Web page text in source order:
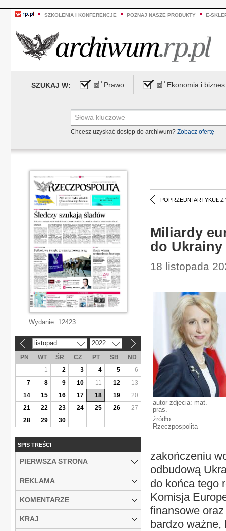
SZKOLENIA I KONFERENCJE POZNAJ NASZE PRODUKTY E-
SZUKAJ W: Prawo Ekonomia i biznes
Chcesz uzyskać dostęp do archiwum? Zobacz ofertę
POPRZEDNI ARTYKUŁ Z
Miliardy
do Ukrainy
18 listopada
autor zdjęcia: mat.
pras.
źródło:
Rzeczpospolita
zakończeniu
odbudową
do końca tego
Komisja
finansowe
bardzo ważne,
Wydanie: 12423
listopad 2022
PN WT ŚR CZ PT SB
ND
1
2 3 4 5
6
7
8 9 10 11 12
13
14
15 16 17 18 19
20
21
22 23 24 25 26
27
28
29 30
SPIS TREŚCI
PIERWSZA STRONA
REKLAMA
KOMENTARZE
KRAJ